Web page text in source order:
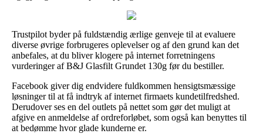
Trustpilot byder på fuldstændig ærlige genveje til at evaluere
diverse øvrige forbrugeres oplevelser og af den grund kan det
anbefales, at du bliver klogere på internet forretningens
vurderinger af B&J Glasfilt Grundet 130g før du bestiller.
Facebook giver dig endvidere fuldkommen hensigtsmæssige
løsninger til at få indtryk af internet firmaets kundetilfredshed.
Derudover ses en del outlets på nettet som gør det muligt at
afgive en anmeldelse af ordreforløbet, som også kan benyttes til
at bedømme hvor glade kunderne er.